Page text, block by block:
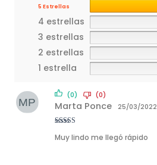
5 Estrellas
4 estrellas
3 estrellas
2 estrellas
1 estrella
of 5
Marta Ponce 25/03/2022
Muy lindo me llegó rápido
(0) (0)